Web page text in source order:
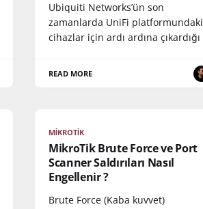
Ubiquiti Networks’ün son
zamanlarda UniFi platformundaki
cihazlar için ardı ardına çıkardığı
READ MORE
MIKROTIK
MikroTik Brute Force ve Port
Scanner Saldırıları Nasıl
Engellenir ?
Brute Force (Kaba kuvvet)